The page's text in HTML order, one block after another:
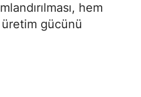
hem
gücünü